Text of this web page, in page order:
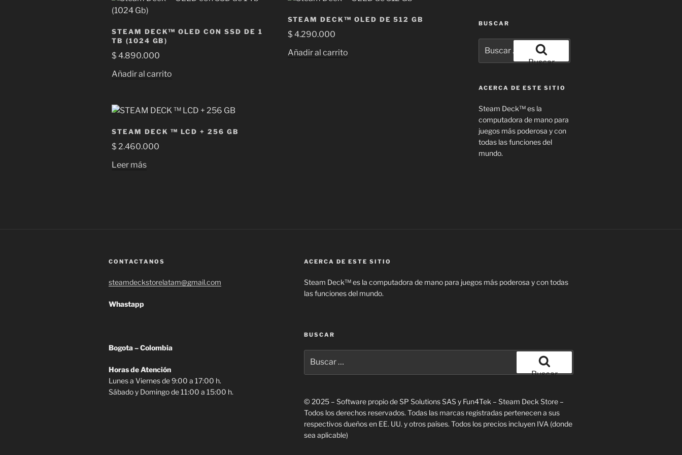
alto
bajo
STEAM DECK™ OLED CON SSD DE 1
TB (1024 GB)
$ 4.890.000
Añadir al carrito
STEAM DECK™ OLED DE 512 GB
$ 4.290.000
Añadir al carrito
STEAM DECK ™ LCD + 256 GB
$ 2.460.000
Leer más
BUSCAR
por:
Buscar
ACERCA DE ESTE SITIO
Steam Deck™ es la
computadora de mano para
juegos más poderosa y con
todas las funciones del
mundo.
CONTACTANOS
steamdeckstorelatam@gmail.com
Whastapp
Bogota – Colombia
Horas de Atención
Lunes a Viernes de 9:00 a 17:00 h.
Sábado y Domingo de 11:00 a 15:00 h.
ACERCA DE ESTE SITIO
Steam Deck™ es la computadora de mano para juegos más poderosa y con todas
las funciones del mundo.
BUSCAR
por:
Buscar
© 2025 – Software propio de SP Solutions SAS y Fun4Tek – Steam Deck Store –
Todos los derechos reservados. Todas las marcas registradas pertenecen a sus
respectivos dueños en EE. UU. y otros países. Todos los precios incluyen IVA (donde
sea aplicable)